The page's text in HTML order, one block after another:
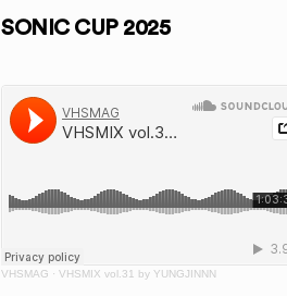
SONIC CUP 2025
VHSMAG · VHSMIX vol.31 by YUNGJINNN